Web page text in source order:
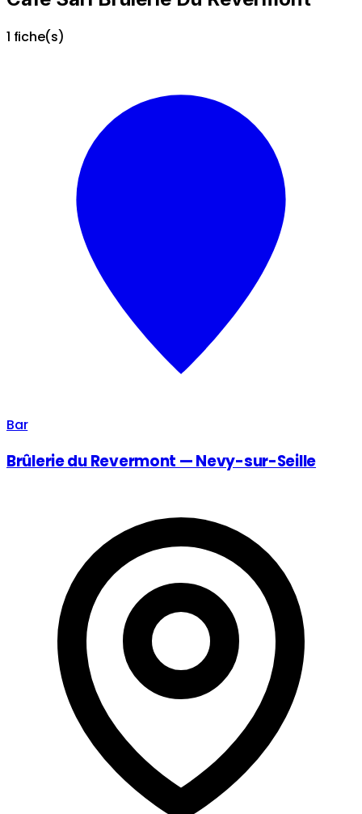
1 fiche(s)
Bar
Brûlerie du Revermont — Nevy-sur-Seille